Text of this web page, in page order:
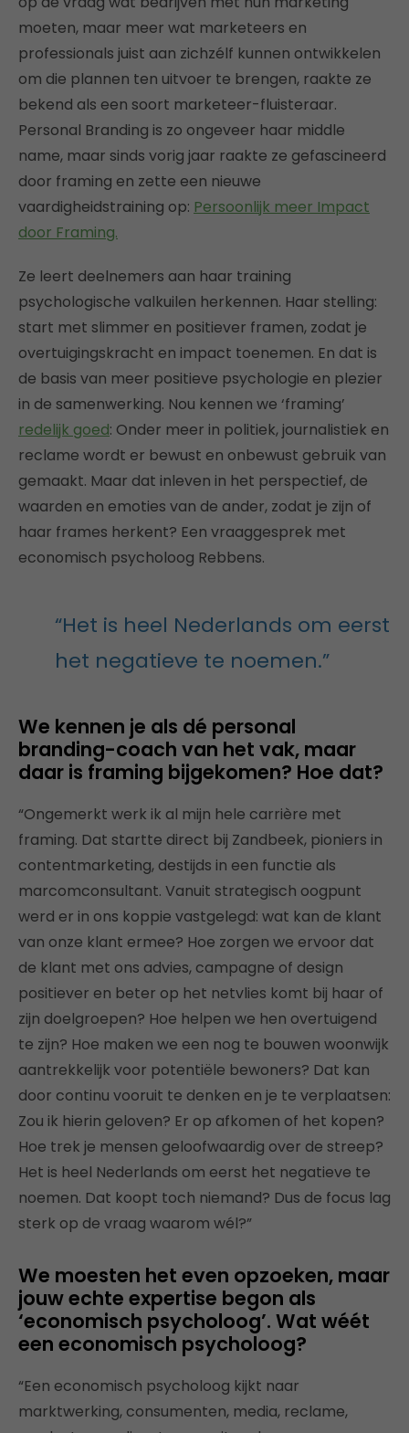
moeten, maar meer wat marketeers en
professionals juist aan zichzélf kunnen ontwikkelen
om die plannen ten uitvoer te brengen, raakte ze
bekend als een soort marketeer-fluisteraar.
Personal Branding is zo ongeveer haar middle
name, maar sinds vorig jaar raakte ze gefascineerd
door framing en zette een nieuwe
vaardigheidstraining op: Persoonlijk meer Impact
door Framing.
Ze leert deelnemers aan haar training
psychologische valkuilen herkennen. Haar stelling:
start met slimmer en positiever framen, zodat je
overtuigingskracht en impact toenemen. En dat is
de basis van meer positieve psychologie en plezier
in de samenwerking. Nou kennen we ‘framing’
redelijk goed: Onder meer in politiek, journalistiek en
reclame wordt er bewust en onbewust gebruik van
gemaakt. Maar dat inleven in het perspectief, de
waarden en emoties van de ander, zodat je zijn of
haar frames herkent? Een vraaggesprek met
economisch psycholoog Rebbens.
“Het is heel Nederlands om eerst
het negatieve te noemen.”
We kennen je als dé personal
branding-coach van het vak, maar
daar is framing bijgekomen? Hoe dat?
“Ongemerkt werk ik al mijn hele carrière met
framing. Dat startte direct bij Zandbeek, pioniers in
contentmarketing, destijds in een functie als
marcomconsultant. Vanuit strategisch oogpunt
werd er in ons koppie vastgelegd: wat kan de klant
van onze klant ermee? Hoe zorgen we ervoor dat
de klant met ons advies, campagne of design
positiever en beter op het netvlies komt bij haar of
zijn doelgroepen? Hoe helpen we hen overtuigend
te zijn? Hoe maken we een nog te bouwen woonwijk
aantrekkelijk voor potentiële bewoners? Dat kan
door continu vooruit te denken en je te verplaatsen:
Zou ik hierin geloven? Er op afkomen of het kopen?
Hoe trek je mensen geloofwaardig over de streep?
Het is heel Nederlands om eerst het negatieve te
noemen. Dat koopt toch niemand? Dus de focus lag
sterk op de vraag waarom wél?”
We moesten het even opzoeken, maar
jouw echte expertise begon als
‘economisch psycholoog’. Wat wéét
een economisch psycholoog?
“Een economisch psycholoog kijkt naar
marktwerking, consumenten, media, reclame,